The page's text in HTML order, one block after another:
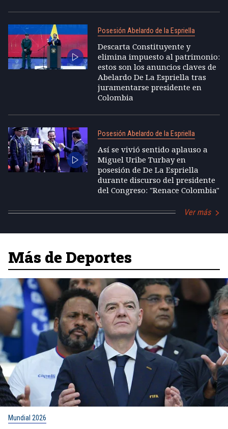
Posesión Abelardo de la Espriella
Descarta Constituyente y
elimina impuesto al patrimonio:
estos son los anuncios claves de
Abelardo De La Espriella tras
juramentarse presidente en
Colombia
Posesión Abelardo de la Espriella
Así se vivió sentido aplauso a
Miguel Uribe Turbay en
posesión de De La Espriella
durante discurso del presidente
del Congreso: "Renace Colombia"
Ver más
Más de Deportes
Mundial 2026